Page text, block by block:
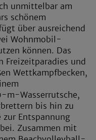
unmittelbar am
schönem
über ausreichend
Wohnmobil-
können. Das
Freizeitparadies und
Wettkampfbecken,
m-Wasserrutsche,
bis hin zu
zur Entspannung
Zusammen mit